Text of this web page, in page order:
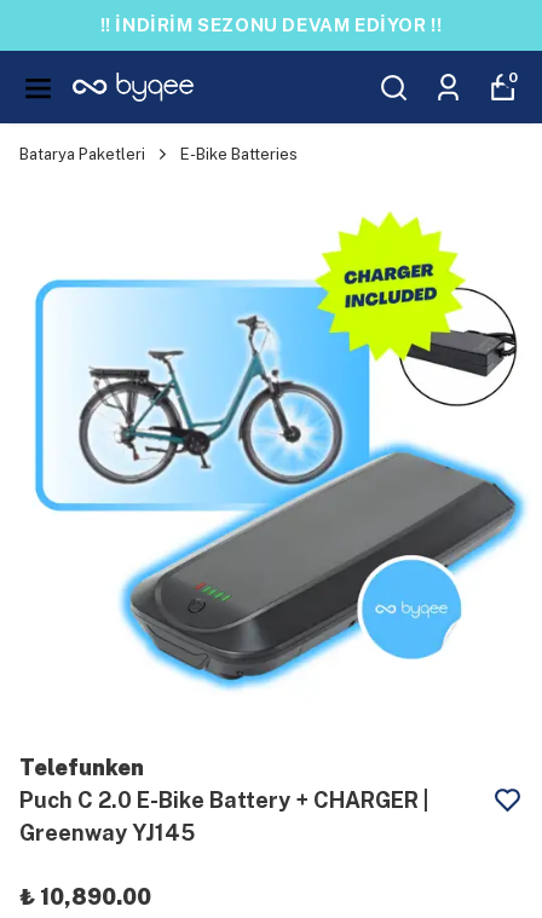
!! İNDİRİM SEZONU DEVAM EDİYOR !!
0
Batarya Paketleri E-Bike Batteries
Telefunken
Puch C 2.0 E-Bike Battery + CHARGER |
Greenway YJ145
₺ 10,890.00